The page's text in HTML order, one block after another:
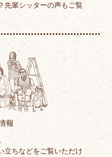
先輩シッターの声もご覧
報
立ちなどをご覧いただけ